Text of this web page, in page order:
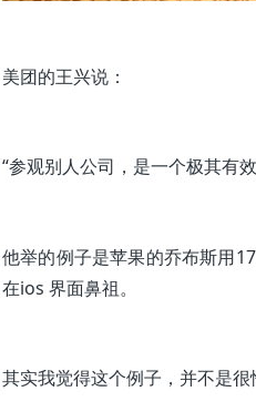
美团的王兴说：
“参观别人公司，是一个极其有
他举的例子是苹果的乔布斯用
在ios 界面鼻祖。
其实我觉得这个例子，并不是很